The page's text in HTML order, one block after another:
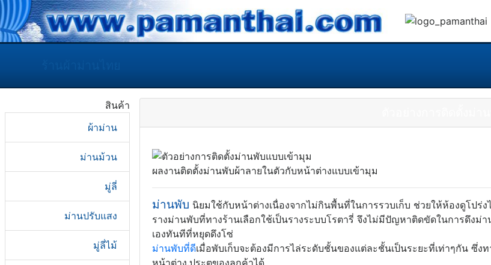
สินค้า
ผ้าม่าน
ม่านม้วน
มู่ลี่
ม่านปรับแสง
มู่ลี่ไม้
ผลงานติดตั้งม่านพับผ้าลายในตัวกับหน้าต่างแบบเข้ามุม
ม่านพับ นิยมใช้กับหน้าต่างเนื่องจากไม่กินพื้นที่ในการรวบเก็บ ช่วยให้ห้องดูโปร่ง
รางม่านพับที่ทางร้านเลือกใช้เป็นรางระบบโรตารี่ จึงไม่มีปัญหาติดขัดในการดึงม่
เองทันทีที่หยุดดึงโซ่
ม่านพับที่ดีเมื่อพับเก็บจะต้องมีการไล่ระดับชั้นของแต่ละชั้นเป็นระยะที่เท่าๆกัน ซึ่
หน้าต่าง,ประตูของลูกค้าได้